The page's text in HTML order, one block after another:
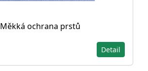
Měkká ochrana prstů
Detail